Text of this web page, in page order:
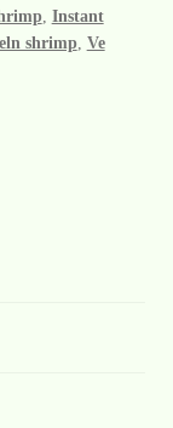
, Instant
shrimp, Ve